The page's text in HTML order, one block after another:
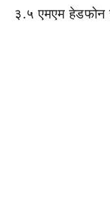
३.५ एमएम